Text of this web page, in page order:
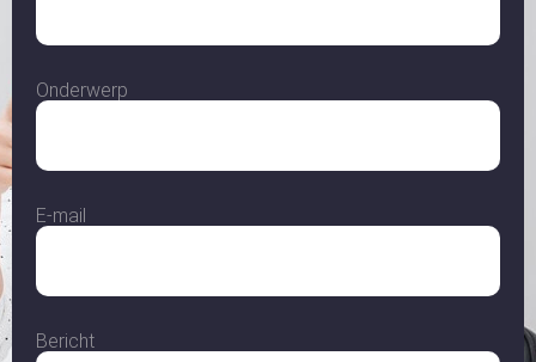
Onderwerp
E-mail
Bericht